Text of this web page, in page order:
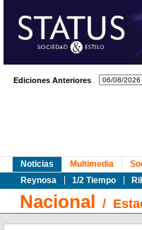
Ediciones Anteriores
Noticias
Reynosa
1/2 Tiempo
Multimedia
Nacional /